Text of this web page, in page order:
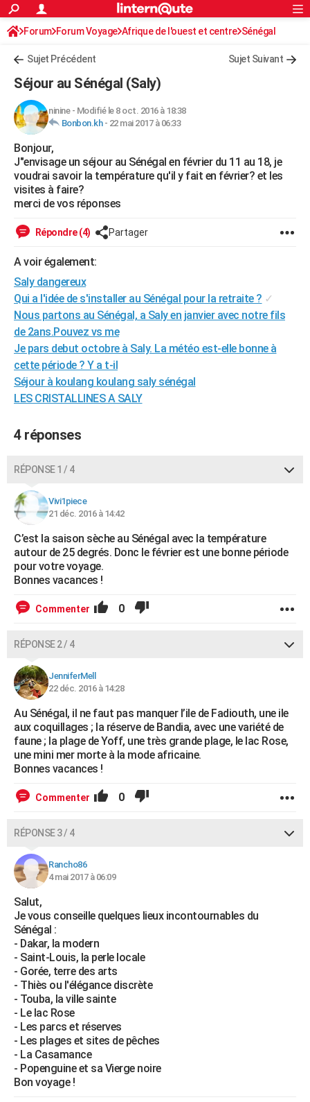
ACTUALITÉS
Politique
Société
Faits Divers
Education
Monde
Villes
+
FINANCE
Retraite
Impôts
Epargne
Immobilier
Risques naturels par ville
Banque
Assurance
Crédit
AUTO
Essais
Réserver un essai
Citadines
Berlines
SUV
Forum auto
+HIGH-TECH
Mobiles
Meilleur smartphone
Internet
Ordinateurs
Jeux vidéo
Guide high-tech
+
BRICOLAGE
Forum
Aménagement intérieur
Extérieur
Cuisine
Salle de bains
Jardinage
Rangement
Guides de France
Escapades
Patrimoine
Expositions
Musées
Week-end nature
Art de vivre
Bien-être
Loisirs
Mode
Modes de vie
Alimentation
Guide de la santé
Maladies
Médicaments
Sommeil
VOYAGE
Destinations
City break
Voyage nature
Voyage de noces
PHOTO
GUIDES D'ACHAT
BONS PLANS
Carte de Noël
Carte Bonne année
Carte Saint-Valentin
Carte Pâques
Carte d'anniversaire
DICTIONNAIRE
Dictionnaire
Biographies
Citations
Expressions
Proverbes
PROGRAMME TV
COPAINS D'AVANT
S'inscrire
Se connecter
Lycées
Collèges
Primaires
Universités
Entreprises
Service militaire
Avis de recherche
AVIS DE DÉCÈS
FORUM
Bricolage
Lifestyle
Culture
Sport
Auto
Television
Voyage
Cinema
Rechercher
S'inscrire
Connexion
Forum Forum Voyage Afrique de l'ouest et centre Sénégal
Sujet Précédent Sujet Suivant
Séjour au Sénégal (Saly)
ninine- Modifié le 8 oct. 2016 à 18:38
Bonbon.kh- 22 mai 2017 à 06:33
Bonjour,
J"envisage un séjour au Sénégal en février du 11 au 18, je
voudrai savoir la température qu'il y fait en février? et les
visites à faire?
merci de vos réponses
Répondre (4) Partager
A voir également:
Saly dangereux
Qui a l'idée de s'installer au Sénégal pour la retraite ? ✓
Nous partons au Sénégal, a Saly en janvier avec notre fils
de 2ans.Pouvez vs me
Je pars debut octobre à Saly. La météo est-elle bonne à
cette période ? Y a t-il
Séjour à koulang koulang saly sénégal
LES CRISTALLINES A SALY
4 réponses
RÉPONSE 1 / 4
Vivi1piece
21 déc. 2016 à 14:42
C’est la saison sèche au Sénégal avec la température
autour de 25 degrés. Donc le février est une bonne période
pour votre voyage.
Bonnes vacances !
Commenter 0
RÉPONSE 2 / 4
JenniferMell
22 déc. 2016 à 14:28
Au Sénégal, il ne faut pas manquer l’ile de Fadiouth, une ile
aux coquillages ; la réserve de Bandia, avec une variété de
faune ; la plage de Yoff, une très grande plage, le lac Rose,
une mini mer morte à la mode africaine.
Bonnes vacances !
Commenter 0
RÉPONSE 3 / 4
Rancho86
4 mai 2017 à 06:09
Salut,
Je vous conseille quelques lieux incontournables du
Sénégal :
- Dakar, la modern
- Saint-Louis, la perle locale
- Gorée, terre des arts
- Thiès ou l'élégance discrète
- Touba, la ville sainte
- Le lac Rose
- Les parcs et réserves
- Les plages et sites de pêches
- La Casamance
- Popenguine et sa Vierge noire
Bon voyage !